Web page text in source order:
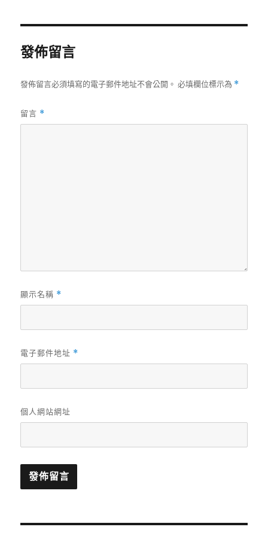
發佈留言
發佈留言必須填寫的電子郵件地址不會公開。 必填欄位標示為 *
留言 *
顯示名稱 *
電子郵件地址 *
個人網站網址